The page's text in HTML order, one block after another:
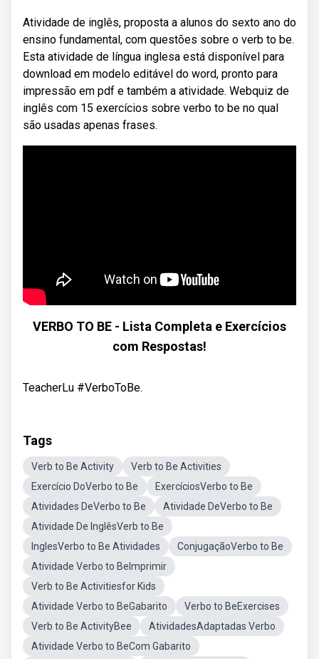
Atividade de inglês, proposta a alunos do sexto ano do
ensino fundamental, com questões sobre o verb to be.
Esta atividade de língua inglesa está disponível para
download em modelo editável do word, pronto para
impressão em pdf e também a atividade. Webquiz de
inglês com 15 exercícios sobre verbo to be no qual
são usadas apenas frases.
VERBO TO BE - Lista Completa e Exercícios
com Respostas!
TeacherLu #VerboToBe.
Tags
Verb to Be Activity
Verb to Be Activities
Exercício DoVerbo to Be
ExercíciosVerbo to Be
Atividades DeVerbo to Be
Atividade DeVerbo to Be
Atividade De InglêsVerb to Be
InglesVerbo to Be Atividades
ConjugaçãoVerbo to Be
Atividade Verbo to BeImprimir
Verb to Be Activitiesfor Kids
Atividade Verbo to BeGabarito
Verbo to BeExercises
Verb to Be ActivityBee
AtividadesAdaptadas Verbo
Atividade Verbo to BeCom Gabarito